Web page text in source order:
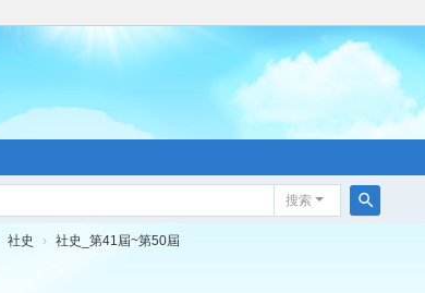
搜索
社史 › 社史_第41屆~第50屆